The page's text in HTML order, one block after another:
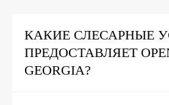
КАКИЕ СЛЕСАРНЫЕ
ПРЕДОСТАВЛЯЕТ
GEORGIA?